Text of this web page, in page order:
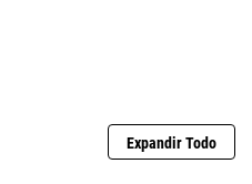
Expandir Todo